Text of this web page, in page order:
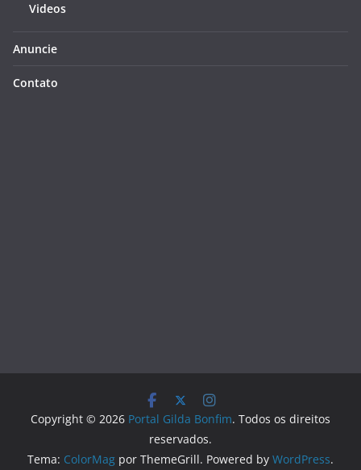
Videos
Anuncie
Contato
Copyright © 2026 Portal Gilda Bonfim. Todos os direitos
reservados.
Tema: ColorMag por ThemeGrill. Powered by WordPress.